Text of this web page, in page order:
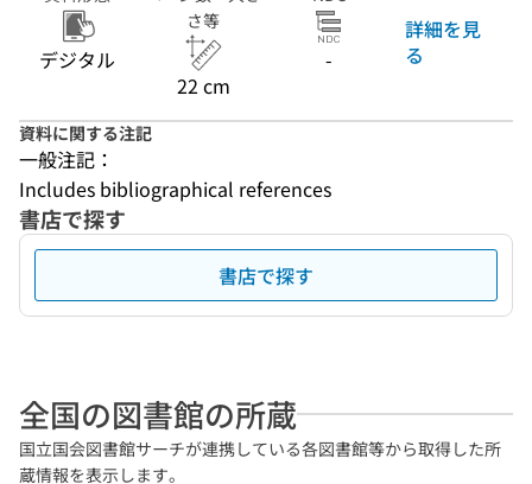
デジタル
さ等
22 cm
-
詳細を見
る
資料に関する注記
一般注記：
Includes bibliographical references
書店で探す
書店で探す
全国の図書館の所蔵
国立国会図書館サーチが連携している各図書館等から取得した所
蔵情報を表示します。